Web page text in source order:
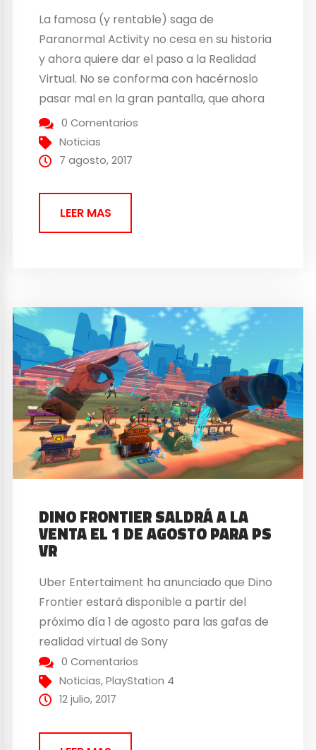
La famosa (y rentable) saga de
Paranormal Activity no cesa en su historia
y ahora quiere dar el paso a la Realidad
Virtual. No se conforma con hacérnoslo
pasar mal en la gran pantalla, que ahora
quiere meterse en lo más profundo de
nuestra mente y hacernos vivir un
Poltergeist en casa. Promete ser uno...
0 Comentarios
Noticias
7 agosto, 2017
LEER MAS
DINO FRONTIER SALDRÁ A LA
VENTA EL 1 DE AGOSTO PARA PS
VR
Uber Entertaiment ha anunciado que Dino
Frontier estará disponible a partir del
próximo día 1 de agosto para las gafas de
realidad virtual de Sony
0 Comentarios
Noticias,PlayStation 4
12 julio, 2017